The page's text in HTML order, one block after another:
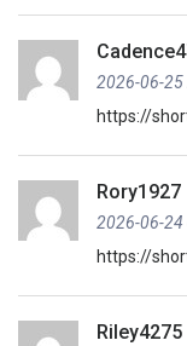
2026-06-25
https://
Rory1927
2026-06-24
https://
Riley4275